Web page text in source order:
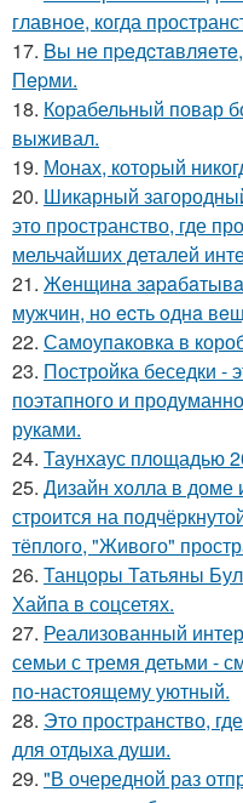
главное, когда
17. Bы нe
Пepми.
18. Корабельный повар
выживал.
19. Монах, который
20. Шикарный
это пространство, где
мельчайших деталей
21. Жeнщинa
мужчин, нo ecть oднa
22. Самоупаковка в
23. Постройка беседки -
поэтапного и
руками.
24. Таунхаус площадью
25. Дизайн холла в доме
строится на
тёплого, "Живого"
26. Танцоры Татьяны
Хайпа в соцсетях.
27. Реализованный
семьи с тремя детьми -
по-настоящему уютный.
28. Это пространство,
для отдыха души.
29. "В очередной раз